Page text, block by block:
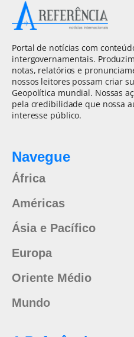
Portal de notícias com
intergovernamentais.
notas, relatórios e
nossos leitores possam criar
Geopolítica mundial. Nossas
pela credibilidade que nossa
interesse público.
Navegue
África
Américas
Ásia e Pacífico
Europa
Oriente Médio
Mundo